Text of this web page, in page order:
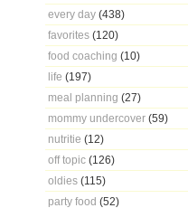
every day (438)
favorites (120)
food coaching (10)
life (197)
meal planning (27)
mommy undercover (59)
nutritie (12)
off topic (126)
oldies (115)
party food (52)